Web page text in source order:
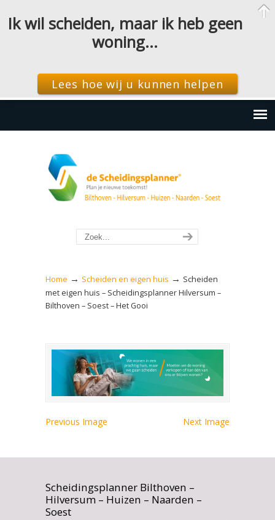
Home → Scheiden en eigen huis → Scheiden
met eigen huis – Scheidingsplanner Hilversum –
Bilthoven – Soest – Het Gooi
Previous Image Next Image
Scheidingsplanner Bilthoven –
Hilversum – Huizen – Naarden –
Soest
Ik wil scheiden, maar ik heb geen
woning…
Lees hoe wij u kunnen helpen